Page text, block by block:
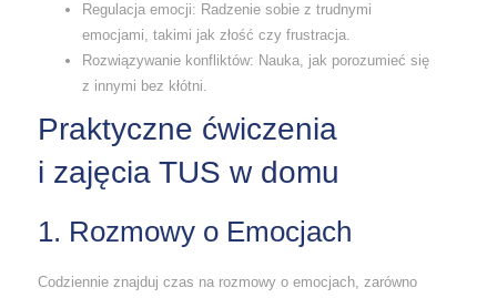
Regulacja emocji: Radzenie sobie z trudnymi
emocjami, takimi jak złość czy frustracja.
Rozwiązywanie konfliktów: Nauka, jak porozumieć się
z innymi bez kłótni.
Praktyczne ćwiczenia
i zajęcia TUS w domu
1. Rozmowy o Emocjach
Codziennie znajduj czas na rozmowy o emocjach, zarówno